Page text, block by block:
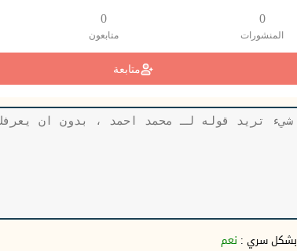
0
المنشورات
0
متابعون
متابعة
بشكل سري : نعم